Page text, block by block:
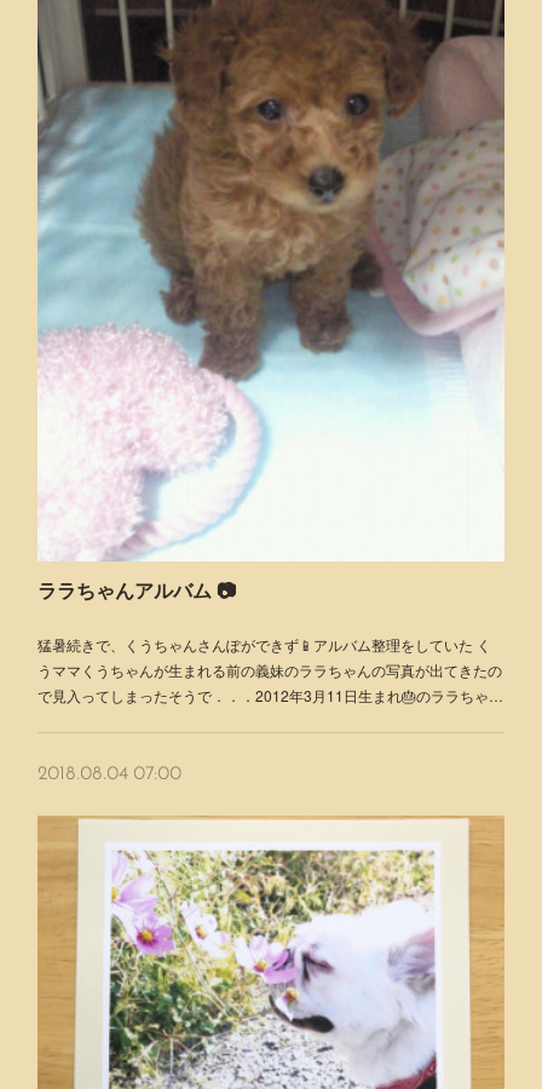
ララちゃんアルバム 📷
猛暑続きで、くうちゃんさんぽができず📱アルバム整理をしていた く
うママくうちゃんが生まれる前の義妹のララちゃんの写真が出てきたの
で見入ってしまったそうで．．．2012年3月11日生まれ🎂のララちゃ…
2018.08.04 07:00